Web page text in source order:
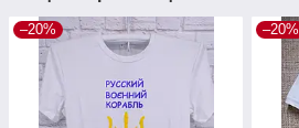
–20% –20%